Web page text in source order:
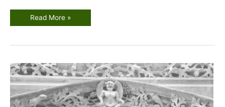
U
s
u
r
l
s
n
Read More »